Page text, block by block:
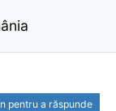
pentru a răspunde